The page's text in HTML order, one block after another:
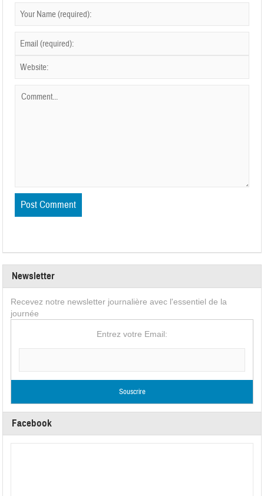
Newsletter
Recevez notre newsletter journalière avec l'essentiel de la
journée
Entrez votre Email:
Facebook